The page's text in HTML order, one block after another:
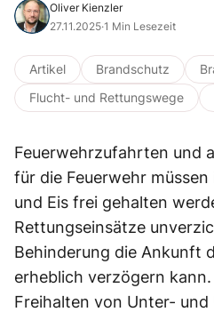
Oliver Kienzler
27.11.2025·1 Min Lesezeit
Artikel Brandschutz
Flucht- und Rettungswege
Feuerwehrzufahrten und
für die Feuerwehr
und Eis frei gehalten
Rettungseinsätze
Behinderung die Ankunft
erheblich verzögern
Freihalten von Unter-